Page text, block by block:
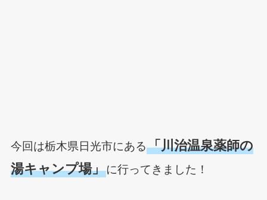
今回は栃木県日光市にある「川治温泉薬師の
湯キャンプ場」に行ってきました！